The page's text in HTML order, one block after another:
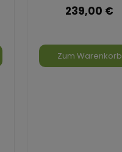
239,00 €
Zum Warenkorb